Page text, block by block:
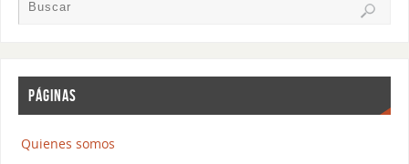
PÁGINAS
Quienes somos